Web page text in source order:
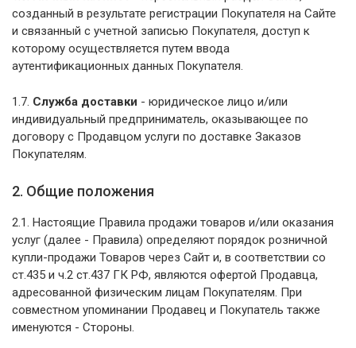
созданный в результате регистрации Покупателя на Сайте
и связанный с учетной записью Покупателя, доступ к
которому осуществляется путем ввода
аутентификационных данных Покупателя.
1.7. Служба доставки - юридическое лицо и/или
индивидуальный предприниматель, оказывающее по
договору с Продавцом услуги по доставке Заказов
Покупателям.
2. Общие положения
2.1. Настоящие Правила продажи товаров и/или оказания
услуг (далее - Правила) определяют порядок розничной
купли-продажи Товаров через Сайт и, в соответствии со
ст.435 и ч.2 ст.437 ГК РФ, являются офертой Продавца,
адресованной физическим лицам Покупателям. При
совместном упоминании Продавец и Покупатель также
именуются - Стороны.